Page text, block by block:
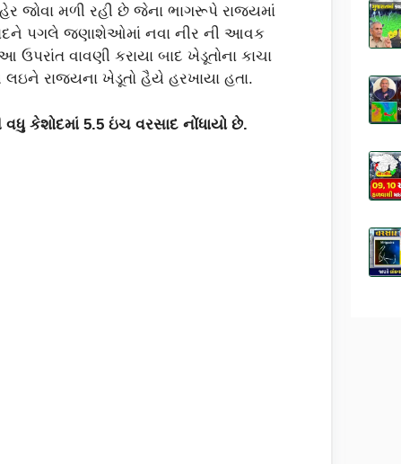
જોવા મળી રહી છે જેના ભાગરૂપે રાજ્યમાં
પગલે જણાશેઓમાં નવા નીર ની આવક
વાવણી કરાયા બાદ ખેડૂતોના કાચા
લઇને રાજ્યના ખેડૂતો હૈયે હરખાયા હતા.
કેશોદમાં 5.5 ઇંચ વરસાદ નોંધાયો છે.